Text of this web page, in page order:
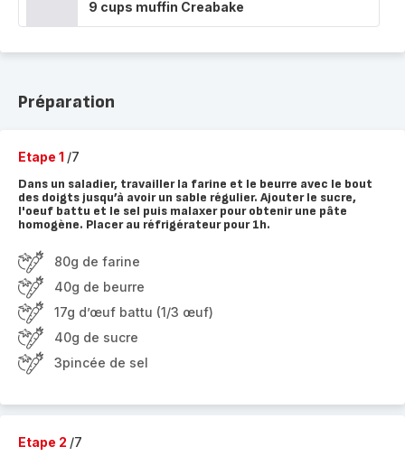
9 cups muffin Creabake
Préparation
Etape 1 /7
Dans un saladier, travailler la farine et le beurre avec le bout
des doigts jusqu’à avoir un sable régulier. Ajouter le sucre,
l'oeuf battu et le sel puis malaxer pour obtenir une pâte
homogène. Placer au réfrigérateur pour 1h.
80g de farine
40g de beurre
17g d’œuf battu (1/3 œuf)
40g de sucre
3pincée de sel
Etape 2 /7